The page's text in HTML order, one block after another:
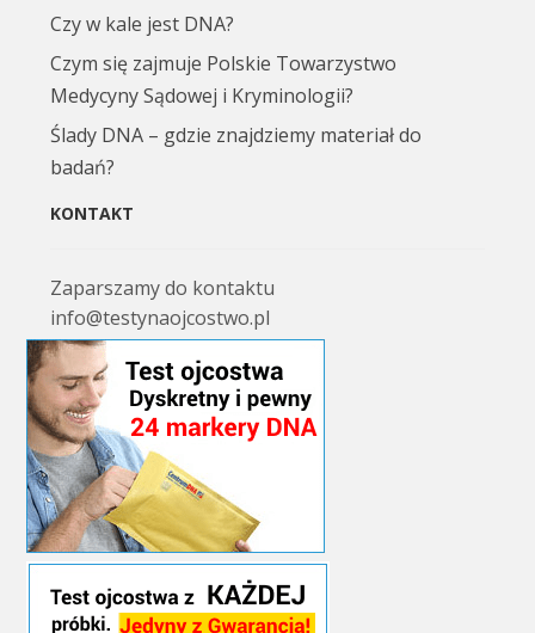
Czy w kale jest DNA?
Czym się zajmuje Polskie Towarzystwo
Medycyny Sądowej i Kryminologii?
Ślady DNA – gdzie znajdziemy materiał do
badań?
KONTAKT
Zaparszamy do kontaktu
info@testynaojcostwo.pl